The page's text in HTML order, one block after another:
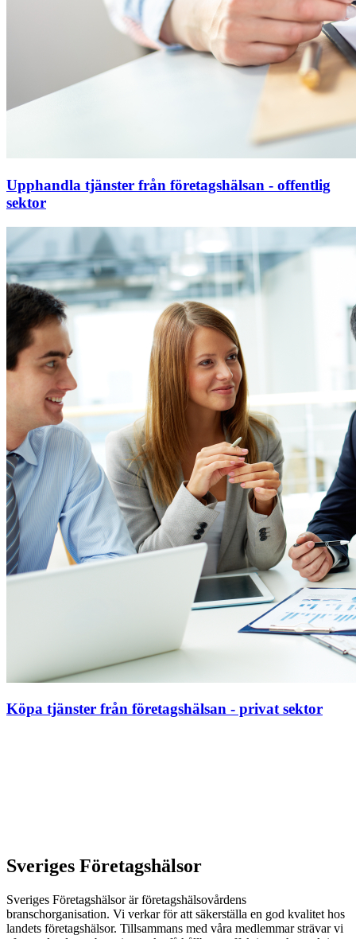
Upphandla tjänster från företagshälsan - offentlig
sektor
Köpa tjänster från företagshälsan - privat sektor
Sveriges Företagshälsor
Sveriges Företagshälsor är företagshälsovårdens
branschorganisation. Vi verkar för att säkerställa en god kvalitet hos
landets företagshälsor. Tillsammans med våra medlemmar strävar vi